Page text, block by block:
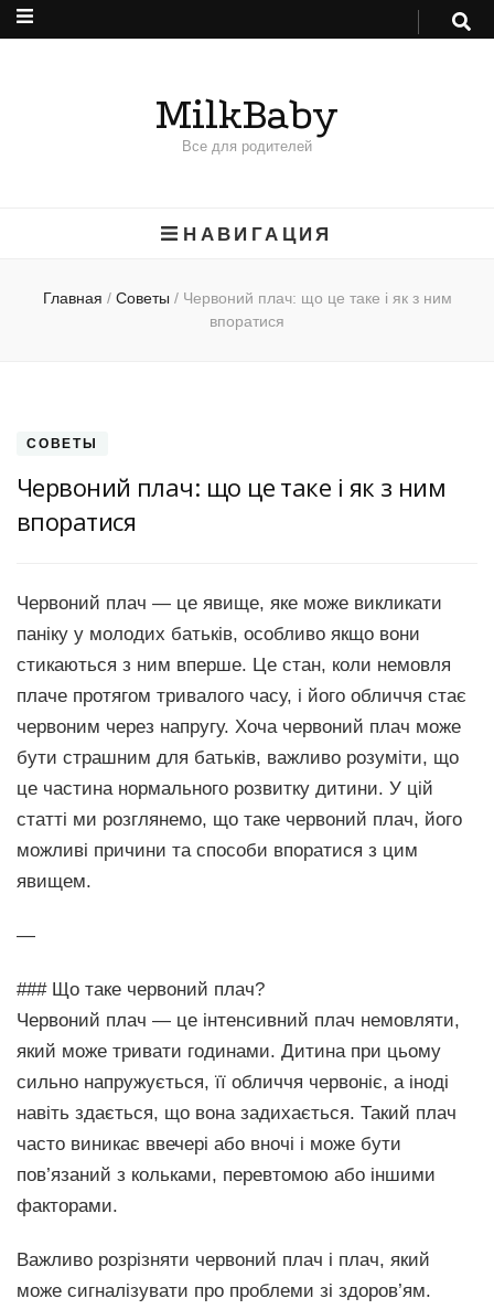
MilkBaby
Все для родителей
НАВИГАЦИЯ
Главная / Советы / Червоний плач: що це таке і як з ним
впоратися
СОВЕТЫ
Червоний плач: що це таке і як з ним
впоратися
Червоний плач — це явище, яке може викликати
паніку у молодих батьків, особливо якщо вони
стикаються з ним вперше. Це стан, коли немовля
плаче протягом тривалого часу, і його обличчя стає
червоним через напругу. Хоча червоний плач може
бути страшним для батьків, важливо розуміти, що
це частина нормального розвитку дитини. У цій
статті ми розглянемо, що таке червоний плач, його
можливі причини та способи впоратися з цим
явищем.
—
### Що таке червоний плач?
Червоний плач — це інтенсивний плач немовляти,
який може тривати годинами. Дитина при цьому
сильно напружується, її обличчя червоніє, а іноді
навіть здається, що вона задихається. Такий плач
часто виникає ввечері або вночі і може бути
пов’язаний з кольками, перевтомою або іншими
факторами.
Важливо розрізняти червоний плач і плач, який
може сигналізувати про проблеми зі здоров’ям.